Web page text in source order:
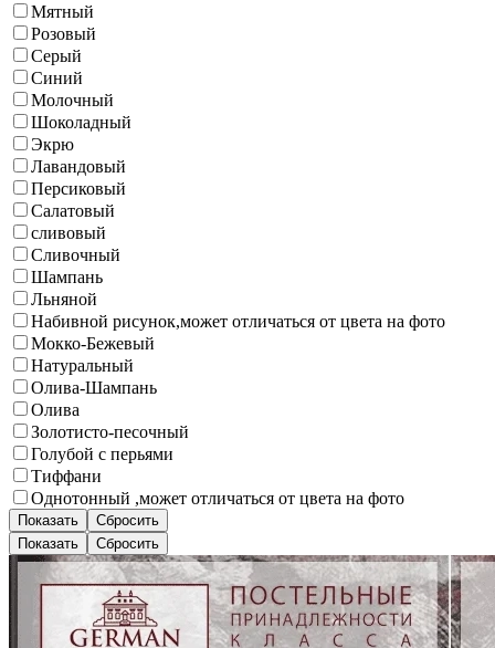
Мятный
Розовый
Серый
Синий
Молочный
Шоколадный
Экрю
Лавандовый
Персиковый
Салатовый
сливовый
Сливочный
Шампань
Льняной
Набивной рисунок,может отличаться от цвета на фото
Мокко-Бежевый
Натуральный
Олива-Шампань
Олива
Золотисто-песочный
Голубой с перьями
Тиффани
Однотонный ,может отличаться от цвета на фото
Показать
Сбросить
Показать
Сбросить